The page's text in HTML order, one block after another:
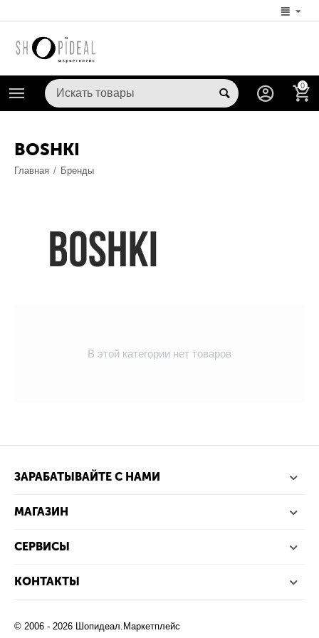
0
BOSHKI
Главная / Бренды
В этой категории нет товаров
ЗАРАБАТЫВАЙТЕ С НАМИ
МАГАЗИН
СЕРВИСЫ
КОНТАКТЫ
© 2006 - 2026 Шопидеал.Маркетплейс